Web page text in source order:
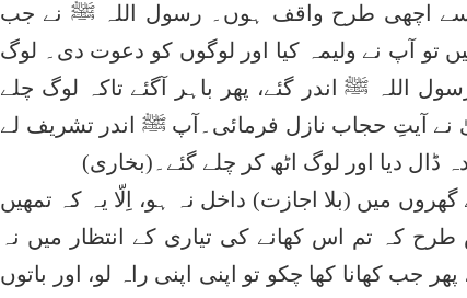
سے اچھی طرح واقف ہوں۔ رسول اللہ ﷺ نے جب
تو آپ نے ولیمہ کیا اور لوگوں کو دعوت دی۔ لوگ
رسول اللہ ﷺ اندر گئے، پھر باہر آگئے تاکہ لوگ چلے
نے آیتِ حجاب نازل فرمائی۔آپ ﷺ اندر تشریف لے
ڈال دیا اور لوگ اٹھ کر چلے گئے۔(بخاری)
میں (بلا اجازت) داخل نہ ہو، اِلّا یہ کہ تمھیں
کہ تم اس کھانے کی تیاری کے انتظار میں نہ
جب کھانا کھا چکو تو اپنی اپنی راہ لو، اور باتوں